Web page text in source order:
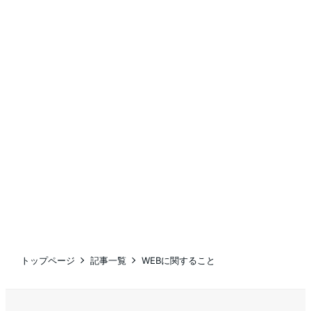
トップページ 記事一覧 WEBに関すること